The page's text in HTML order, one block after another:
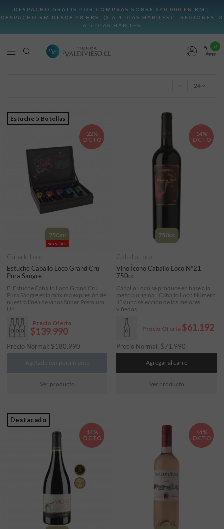
0
24
Estuche 5 Botellas
22%
DCTO
750ml
Sin stock
Estuche Caballo Loco Grand Cru
Pura Sangre
Precio Oferta
$139.990
Precio Normal: $180.990
Caballo Loco
El Estuche Caballo Loco Grand Cru
Pura Sangre es la máxima expresión de
nuestra línea de vinos Súper Premium.
Un...
Agotado temporalmente
Ver producto
14%
DCTO
750cc
Vino Ícono Caballo Loco N°21
750cc
Precio Oferta $61.192
Precio Normal: $71.990
Caballo Loco
Caballo Loco se produce en base a la
mezcla original “Caballo Loco Número
1” y una selección de los mejores
viñedos...
Agregar al carro
Ver producto
Destacado
14%
DCTO
14%
DCTO